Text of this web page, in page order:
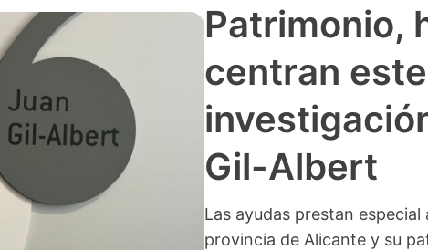
Patrimonio,
centran
Gil-Albert
Las ayudas prestan
provincia de Alicante y su